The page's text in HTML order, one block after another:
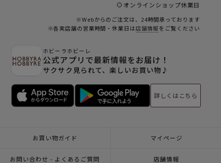
オンラインショップ休業日
※Webからのご注文は、24時間承っております
※各実店舗の営業時間・休業日は店舗情報をご覧ください
ホビーラホビーレ
公式アプリで最新情報をお届け！
サクサク見られて、楽しいお買い物♪
詳しくはこちら
お買い物ガイド マイページ
お問い合わせ - よくあるご質問 店舗情報